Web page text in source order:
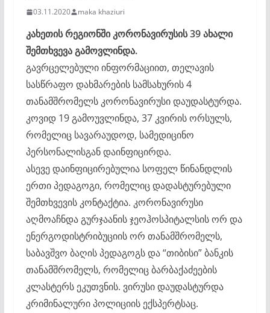
03.11.2020 maka khaziuri
კახეთის რეგიონში კორონავირუსის 39 ახალი
შემთხვევა გამოვლინდა.
გავრცელებული ინფორმაციით, თელავის
სასწრაფო დახმარების სამსახურის 4
თანამშრომელს კორონავირუსი დაუდასტურდა.
კოვიდ 19 გამოუვლინდა, 37 კვირის ორსულს,
რომელიც სავარაუდოდ, სამედიცინო
პერსონალისგან დაინფიცირდა.
ასევე დაინფიცირებულია სოფელ წინანდლის
ერთი პედაგოგი, რომელიც დადასტურებული
შემთხვევის კონტაქტია. კორონავირუსი
აღმოაჩნდა გურჯაანის ჯეოჰოსპიტალსის ორ და
ენერგოდისტრიბუციის ორ თანამშრომელს,
საბავშვო ბაღის პედაგოგს და “თიბისი” ბანკის
თანამშრომელს, რომელიც ბარბაქაძეების
კლასტერს ეკუთვნის. ვირუსი დაუდასტურდა
კრიმინალური პოლიციის ექსპერტსაც.